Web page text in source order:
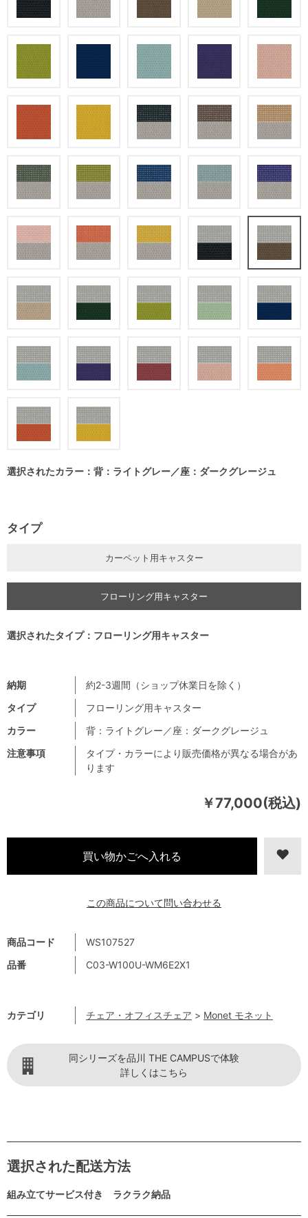
￥77,000(税込)
商品コード
WS107527
品番
C03-W100U-WM6E2X1
カテゴリ チェア・オフィスチェア > Monet モネット
注意事項
タイプ・カラーにより販売価格が異なる場合があ
ります
納期
約2-3週間（ショップ休業日を除く）
タイプ
フローリング用キャスター
カラー
背：ライトグレー／座：ダークグレージュ
選択されたカラー：背：ライトグレー／座：ダークグレージュ
タイプ
カーペット用キャスター
フローリング用キャスター
選択されたタイプ：フローリング用キャスター
この商品について問い合わせる
同シリーズを品川 THE CAMPUSで体験
詳しくはこちら
選択された配送方法
組み立てサービス付き ラクラク納品